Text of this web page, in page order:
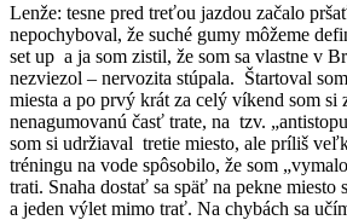
Lenže: tesne pred treťou jazdou začalo
nepochyboval, že suché gumy môžeme
set up a ja som zistil, že som sa vlastne v
nezviezol – nervozita stúpala. Štartoval
miesta a po prvý krát za celý víkend som si
nenagumovanú časť trate, na tzv.
som si udržiaval tretie miesto, ale príliš
tréningu na vode spôsobilo, že som
trati. Snaha dostať sa späť na pekne
a jeden výlet mimo trať. Na chybách sa